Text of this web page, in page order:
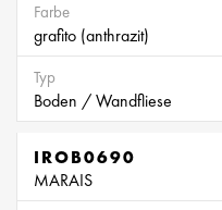
Farbe
grafito (anthrazit)
Typ
Boden / Wandfliese
IROB0690
MARAIS